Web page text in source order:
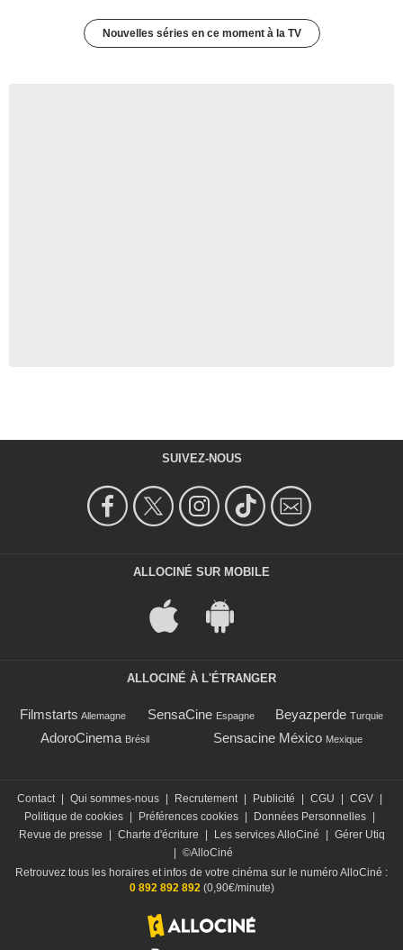
Nouvelles séries en ce moment à la TV
SUIVEZ-NOUS
ALLOCINÉ SUR MOBILE
ALLOCINÉ À L'ÉTRANGER
Filmstarts Allemagne SensaCine Espagne Beyazperde Turquie
AdoroCinema Brésil Sensacine México Mexique
Contact | Qui sommes-nous | Recrutement | Publicité | CGU | CGV |
Politique de cookies | Préférences cookies | Données Personnelles |
Revue de presse
| Charte d'écriture | Les services AlloCiné | Gérer Utiq
| ©AlloCiné
Retrouvez tous les horaires et infos de votre cinéma sur le numéro AlloCiné :
0 892 892 892(0,90€/minute)